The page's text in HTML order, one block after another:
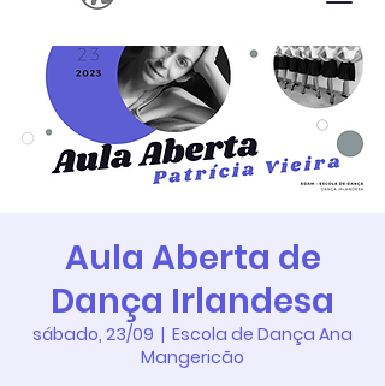
Aula Aberta de
Dança Irlandesa
sábado, 23/09
  |
Escola de Dança Ana
Mangericão